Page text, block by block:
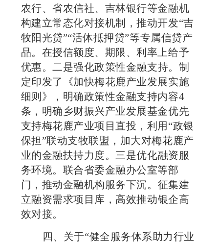
农行、省农信社、吉林银行等金融机
构建立常态化对接机制，推动开发“吉
牧阳光贷”“活体抵押贷”等专属信贷产
品。在授信额度、期限、利率上给予
优惠。二是强化政策性金融支持。 制
定印发了《加快梅花鹿产业发展实施
细则》，明确政策性金融支持内容4
条，明确乡财振兴产业发展基金优先
支持梅花鹿产业项目直投，利用“政银
保担”联动支牧联盟，加大对梅花鹿产
业的金融扶持力度。 三是优化融资服
务环境。联合省委金融办公室等部
门， 推动金融机构服务下沉。 征集建
立融资需求项目库，高效推动银企高
效对接。
四 、关于“健全服务体系助力行业